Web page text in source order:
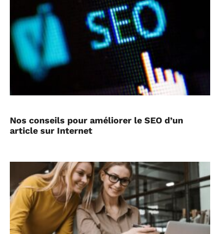
Nos conseils pour améliorer le SEO d’un
article sur Internet